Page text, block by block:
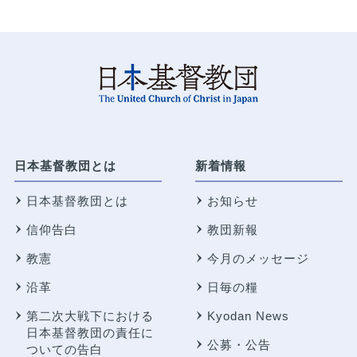
日本基督教団とは
日本基督教団とは
信仰告白
教憲
沿革
第二次大戦下における
日本基督教団の責任に
ついての告白
新着情報
お知らせ
教団新報
今月のメッセージ
日毎の糧
Kyodan News
公募・公告